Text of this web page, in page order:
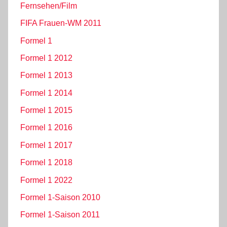
Fernsehen/Film
FIFA Frauen-WM 2011
Formel 1
Formel 1 2012
Formel 1 2013
Formel 1 2014
Formel 1 2015
Formel 1 2016
Formel 1 2017
Formel 1 2018
Formel 1 2022
Formel 1-Saison 2010
Formel 1-Saison 2011